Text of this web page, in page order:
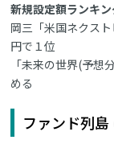
新規設定額ランキ
岡三「米国ネクス
円で１位
「未来の世界(予想
める
ファンド列